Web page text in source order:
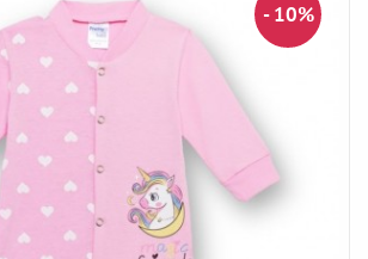
- 10%